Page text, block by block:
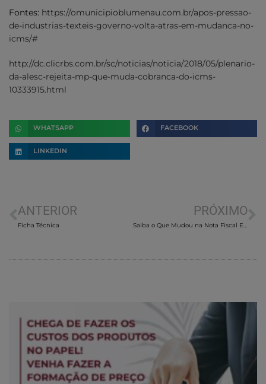
Fontes: https://omunicipioblumenau.com.br/apos-pressao-
de-industrias-texteis-governo-volta-atras-em-mudanca-no-
icms/#
http://dc.clicrbs.com.br/sc/noticias/noticia/2018/05/plenario-
da-alesc-rejeita-mp-que-muda-cobranca-do-icms-
10333915.html
WHATSAPP FACEBOOK
LINKEDIN
ANTERIOR
Ficha Técnica
PRÓXIMO
Saiba o Que Mudou na Nota Fiscal Eletrônica (NF-E) 4.0